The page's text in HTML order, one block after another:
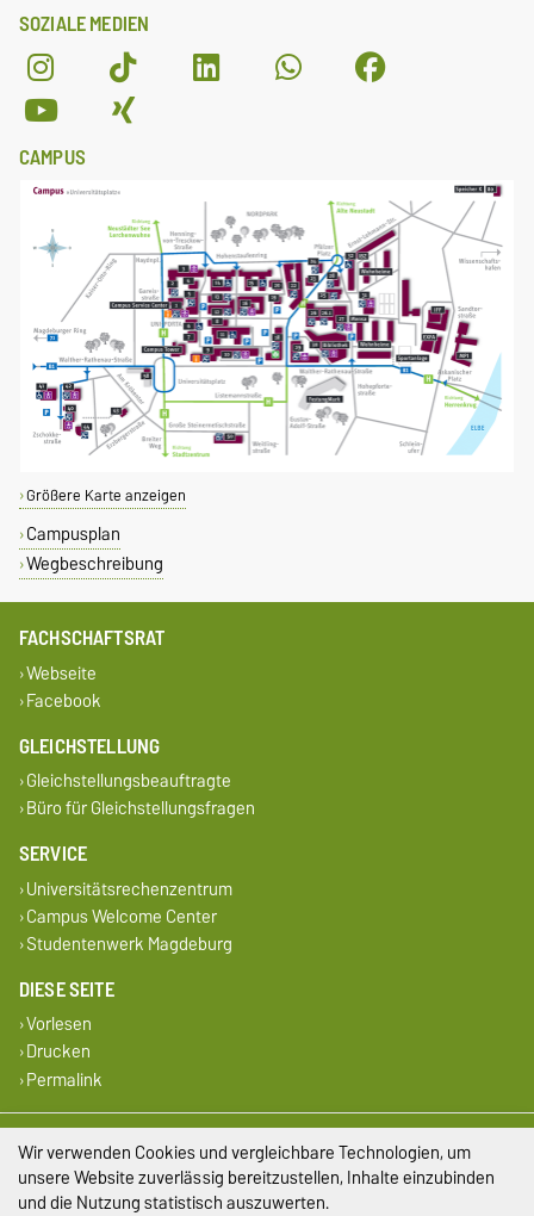
SOZIALE MEDIEN
CAMPUS
Größere Karte anzeigen
Campusplan
Wegbeschreibung
FACHSCHAFTSRAT
Webseite
Facebook
GLEICHSTELLUNG
Gleichstellungsbeauftragte
Büro für Gleichstellungsfragen
SERVICE
Universitätsrechenzentrum
Campus Welcome Center
Studentenwerk Magdeburg
DIESE SEITE
Vorlesen
Drucken
Permalink
Impressum
Datenschutz
Wir verwenden Cookies und vergleichbare Technologien, um
unsere Website zuverlässig bereitzustellen, Inhalte einzubinden
und die Nutzung statistisch auszuwerten.